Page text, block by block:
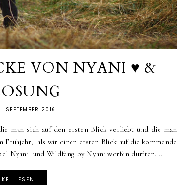
VON NYANI ♥ &
SEPTEMBER 2016
man sich auf den ersten Blick verliebt und die man
Frühjahr, als wir einen ersten Blick auf die kommende
Nyani und Wildfang by Nyani werfen durften....
LESEN